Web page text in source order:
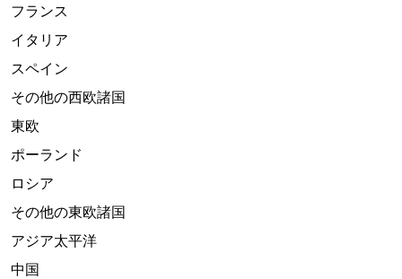
フランス
イタリア
スペイン
その他の西欧諸国
東欧
ポーランド
ロシア
その他の東欧諸国
アジア太平洋
中国